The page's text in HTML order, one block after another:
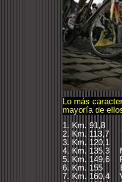
Lo más
mayoría de
1. Km. 91,8
2. Km. 113,7
3. Km. 120,1
4. Km. 135,3
5. Km. 149,6
6. Km. 155
7. Km. 160,4